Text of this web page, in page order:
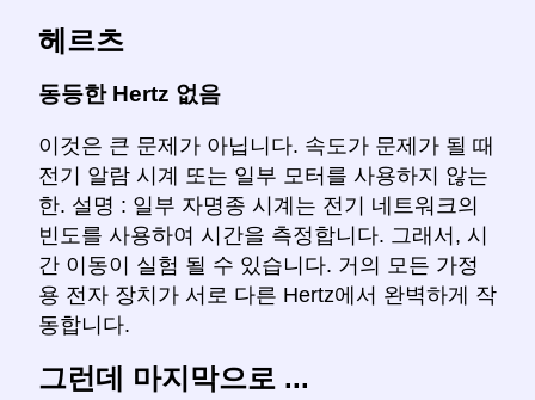
헤르츠
동등한 Hertz 없음
이것은 큰 문제가 아닙니다. 속도가 문제가 될 때
전기 알람 시계 또는 일부 모터를 사용하지 않는
한. 설명 : 일부 자명종 시계는 전기 네트워크의
빈도를 사용하여 시간을 측정합니다. 그래서, 시
간 이동이 실험 될 수 있습니다. 거의 모든 가정
용 전자 장치가 서로 다른 Hertz에서 완벽하게 작
동합니다.
그런데 마지막으로 ...